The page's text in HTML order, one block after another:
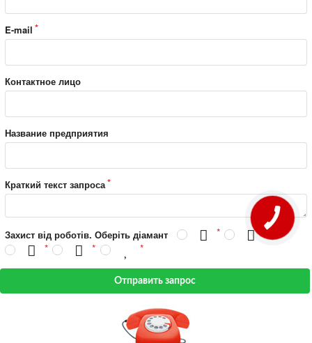
E-mail
Контактное лицо
Название предприятия
Краткий текст запроса
Захист від роботів. Оберіть діамант
Отправить запрос